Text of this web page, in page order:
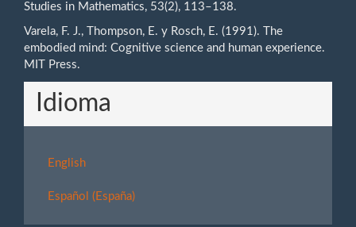
Studies in Mathematics, 53(2), 113–138.
Varela, F. J., Thompson, E. y Rosch, E. (1991). The
embodied mind: Cognitive science and human experience.
MIT Press.
Idioma
English
Español (España)